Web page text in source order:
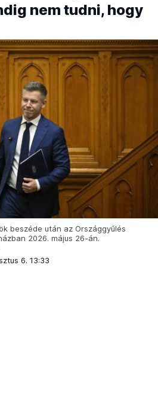
nem tudni, hogy
beszéde után az Országgyűlés
2026. május 26-án.
6. 13:33